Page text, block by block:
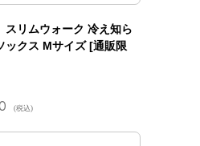
スリムウォーク 冷え知ら
ックス Mサイズ [通販限
(税込)